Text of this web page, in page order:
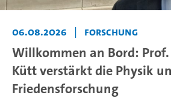
06.08.2026 | Forschung
Willkommen an Bord:
Kütt verstärkt die Physik
Friedensforschung